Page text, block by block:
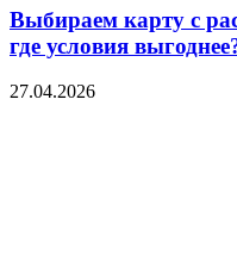
Выбираем карту с
где условия
27.04.2026